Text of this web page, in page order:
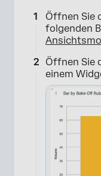
Öffnen Sie
folgenden
Öffnen Sie
einem